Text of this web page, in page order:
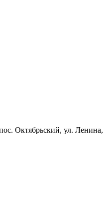
Октябрьский, ул. Ленина,